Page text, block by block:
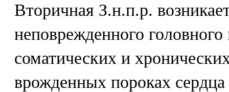
Вторичная З.н.п.р.
неповрежденного
соматических и
врожденных пороках